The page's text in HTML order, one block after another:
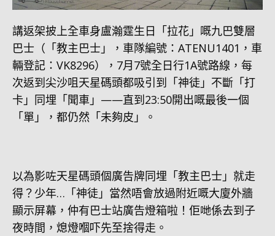
講返架披上全車身盧瀚霆生日「拉花」嘅九巴雙層
巴士（「教主巴士」，車隊編號：ATENU1401，車
輛登記：VK8296），7月7號全日行1A號路線，每
次返到尖沙咀天星碼頭都吸引到「神徒」不斷「打
卡」同埋「聞車」——直到23:50開出嘅最後一個
「單」，都仍然「未夠皮」。
以為影咗天星碼頭個廣告牌同埋「教主巴士」就走
得？少年…「神徒」當然唔會放過附近嘅大廈外牆
顯示屏幕，仲有巴士站廣告燈箱啦！佢哋係去到子
夜時間，熄燈嗰吓先至捨得走。